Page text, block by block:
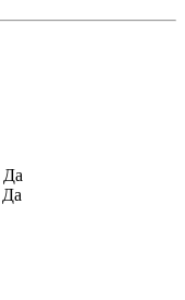
Да
Да